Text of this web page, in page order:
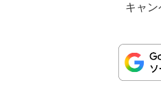
キャン